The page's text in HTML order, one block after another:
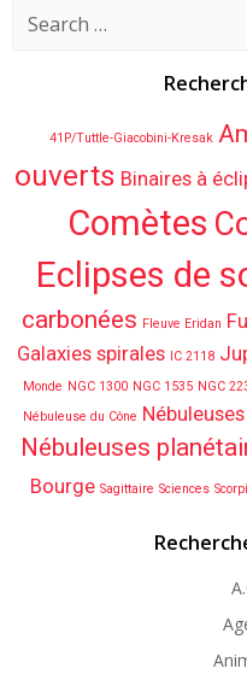
Search
41P/Tuttle-Giacobini-Kresak
ouverts Binaires à
Comètes
Eclipses de
carbonées Fleuve Eridan
Galaxies spirales IC 2118
Monde NGC 1300 NGC 1535 NGC
Nébuleuse du Cône
Nébuleuses
Bourge Sagittaire Sciences